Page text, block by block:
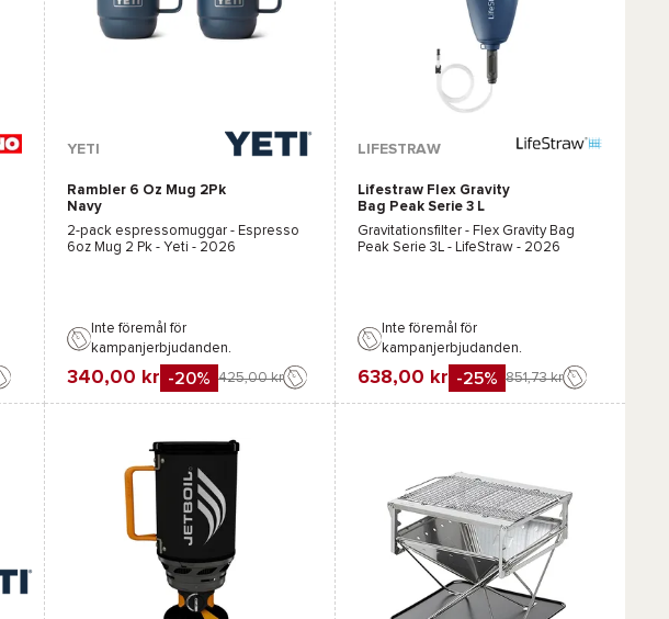
Svart
YETI
Rambler 6 Oz Mug 2Pk
Navy
2-pack espressomuggar - Espresso
6oz Mug 2 Pk - Yeti - 2026
Inte föremål för
kampanjerbjudanden.
340,00 kr -20% 425,00 kr
LIFESTRAW
Lifestraw Flex Gravity
Bag Peak Serie 3 L
Mountain Blue
Gravitationsfilter - Flex Gravity Bag
Peak Serie 3L - LifeStraw- 2026
Inte föremål för
kampanjerbjudanden.
638,00 kr -25% 851,73 kr